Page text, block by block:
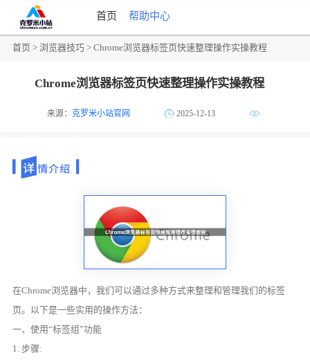
首页 帮助中心
首页 >浏览器技巧 > Chrome浏览器标签页快速整理操作实操教程
Chrome浏览器标签页快速整理操作实操教程
来源：克罗米小站官网 2025-12-13
在Chrome浏览器中，我们可以通过多种方式来整理和管理我们的标签
页。以下是一些实用的操作方法：
一、使用“标签组”功能
1. 步骤: